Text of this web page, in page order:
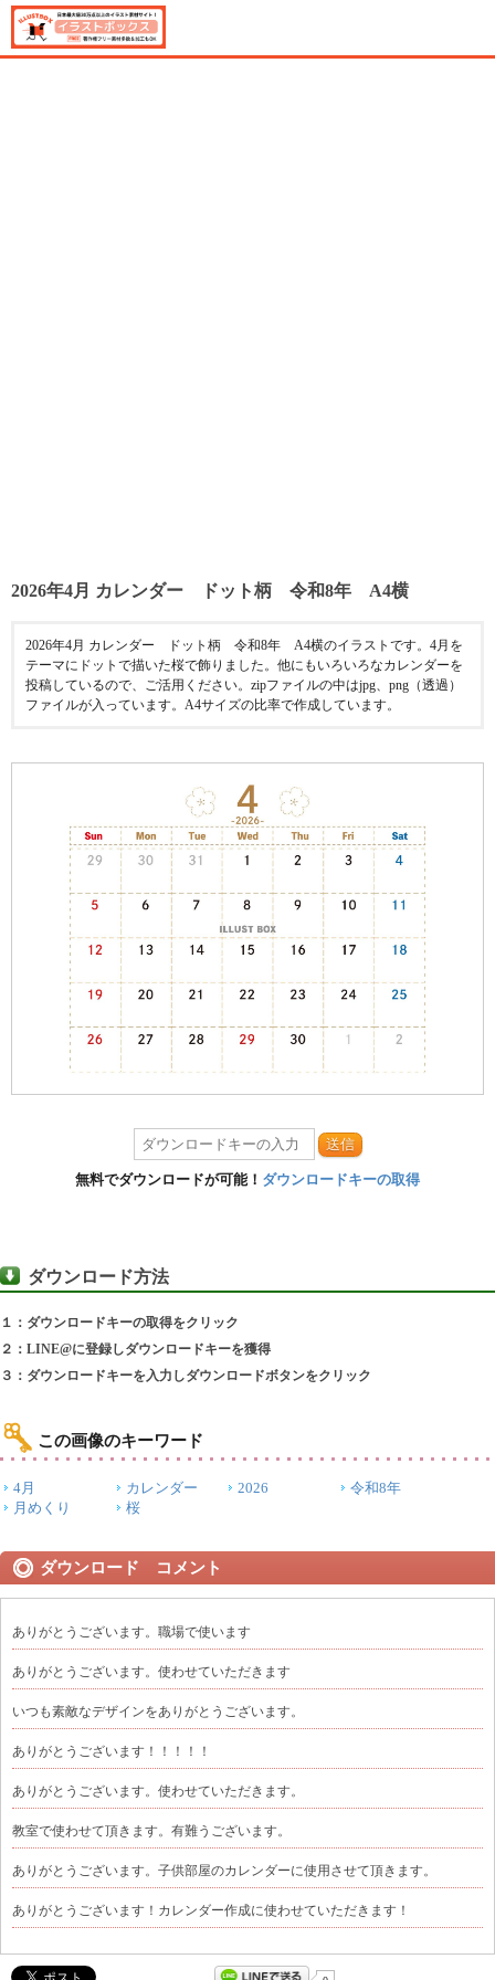
2026年4月 カレンダー ドット柄 令和8年 A4横
2026年4月 カレンダー ドット柄 令和8年 A4横のイラストです。4月を
テーマにドットで描いた桜で飾りました。他にもいろいろなカレンダーを
投稿しているので、ご活用ください。zipファイルの中はjpg、png（透過）
ファイルが入っています。A4サイズの比率で作成しています。
送信
無料でダウンロードが可能！ ダウンロードキーの取得
ダウンロード方法
１：ダウンロードキーの取得をクリック
２：LINE@に登録しダウンロードキーを獲得
３：ダウンロードキーを入力しダウンロードボタンをクリック
この画像のキーワード
4月 カレンダー 2026
令和8年
月めくり
桜
ダウンロード コメント
ありがとうございます。職場で使います
ありがとうございます。使わせていただきます
いつも素敵なデザインをありがとうございます。
ありがとうございます！！！！！
ありがとうございます。使わせていただきます。
教室で使わせて頂きます。有難うございます。
ありがとうございます。子供部屋のカレンダーに使用させて頂きます。
ありがとうございます！カレンダー作成に使わせていただきます！